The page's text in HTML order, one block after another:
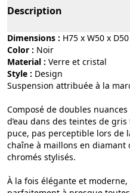
Description
Dimensions : H75 x W50 x D50
Color :
noir
Material :
verre et cristal
Style :
design
Suspension attribuée à la
Composé de doubles
d’eau dans des teintes de
puce, pas perceptible lors de
chaîne à maillons en diamant
chromés stylisés.
À la fois élégante et